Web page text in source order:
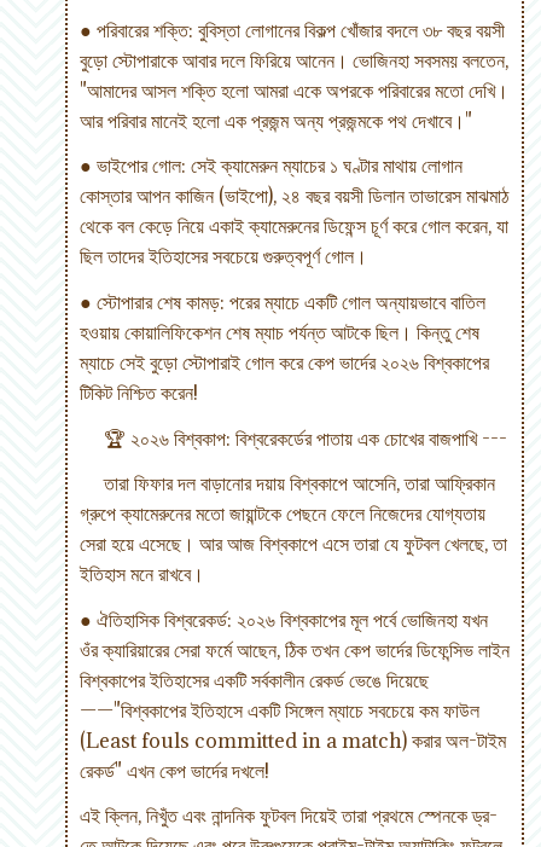
● পরিবারের শক্তি: বুবিস্তা লোগানের বিকল্প খোঁজার বদলে ৩৮ বছর বয়সী
বুড়ো স্টোপারাকে আবার দলে ফিরিয়ে আনেন। ভোজিনহা সবসময় বলতেন,
"আমাদের আসল শক্তি হলো আমরা একে অপরকে পরিবারের মতো দেখি।
আর পরিবার মানেই হলো এক প্রজন্ম অন্য প্রজন্মকে পথ দেখাবে।"
● ভাইপোর গোল: সেই ক্যামেরুন ম্যাচের ১ ঘণ্টার মাথায় লোগান
কোস্তার আপন কাজিন (ভাইপো), ২৪ বছর বয়সী ডিলান তাভারেস মাঝমাঠ
থেকে বল কেড়ে নিয়ে একাই ক্যামেরুনের ডিফেন্স চূর্ণ করে গোল করেন, যা
ছিল তাদের ইতিহাসের সবচেয়ে গুরুত্বপূর্ণ গোল।
● স্টোপারার শেষ কামড়: পরের ম্যাচে একটি গোল অন্যায়ভাবে বাতিল
হওয়ায় কোয়ালিফিকেশন শেষ ম্যাচ পর্যন্ত আটকে ছিল। কিন্তু শেষ
ম্যাচে সেই বুড়ো স্টোপারাই গোল করে কেপ ভার্দের ২০২৬ বিশ্বকাপের
টিকিট নিশ্চিত করেন!
🏆 ২০২৬ বিশ্বকাপ: বিশ্বরেকর্ডের পাতায় এক চোখের বাজপাখি ---
তারা ফিফার দল বাড়ানোর দয়ায় বিশ্বকাপে আসেনি, তারা আফ্রিকান
গ্রুপে ক্যামেরুনের মতো জায়ান্টকে পেছনে ফেলে নিজেদের যোগ্যতায়
সেরা হয়ে এসেছে। আর আজ বিশ্বকাপে এসে তারা যে ফুটবল খেলছে, তা
ইতিহাস মনে রাখবে।
● ঐতিহাসিক বিশ্বরেকর্ড: ২০২৬ বিশ্বকাপের মূল পর্বে ভোজিনহা যখন
ওঁর ক্যারিয়ারের সেরা ফর্মে আছেন, ঠিক তখন কেপ ভার্দের ডিফেন্সিভ লাইন
বিশ্বকাপের ইতিহাসের একটি সর্বকালীন রেকর্ড ভেঙে দিয়েছে
——"বিশ্বকাপের ইতিহাসে একটি সিঙ্গেল ম্যাচে সবচেয়ে কম ফাউল
(Least fouls committed in a match) করার অল-টাইম
রেকর্ড" এখন কেপ ভার্দের দখলে!
এই ক্লিন, নিখুঁত এবং নান্দনিক ফুটবল দিয়েই তারা প্রথমে স্পেনকে ড্র-